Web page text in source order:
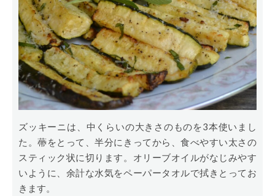
ズッキーニは、中くらいの大きさのものを3本使いまし
た。蔕をとって、半分にきってから、食べやすい太さの
スティック状に切ります。オリーブオイルがなじみやす
いように、余計な水気をペーパータオルで拭きとってお
きます。